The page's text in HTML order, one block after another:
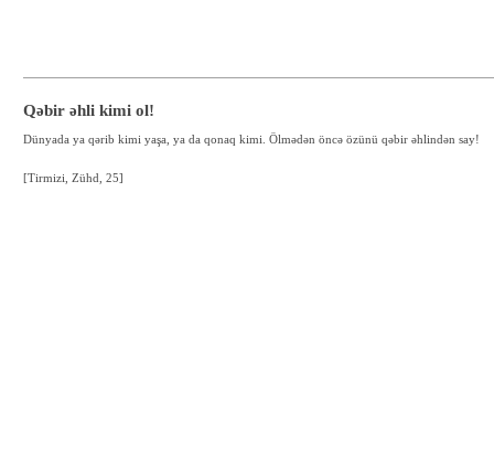
Qəbir əhli kimi ol!
Dünyada ya qərib kimi yaşa, ya da qonaq kimi. Ölmədən öncə özünü qəbir əhlindən say!
[Tirmizi, Zühd, 25]